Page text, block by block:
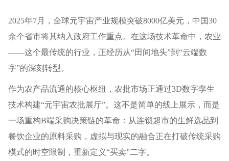
2025年7月，全球元宇宙产业规模突破8000亿美元，中国30
余个省市将其纳入政府工作重点。在这场技术革命中，农业
——这个最传统的行业，正经历从“田间地头”到“云端数
字”的深刻转型。
作为农产品流通的核心枢纽，农批市场正通过3D数字孪生
技术构建“元宇宙农批展厅”。这不是简单的线上展示，而是
一场重构B端采购决策链的革命：从连锁超市的生鲜选品到
餐饮企业的原料采购，虚拟与现实的融合正在打破传统采购
模式的时空限制，重新定义“买卖”二字。